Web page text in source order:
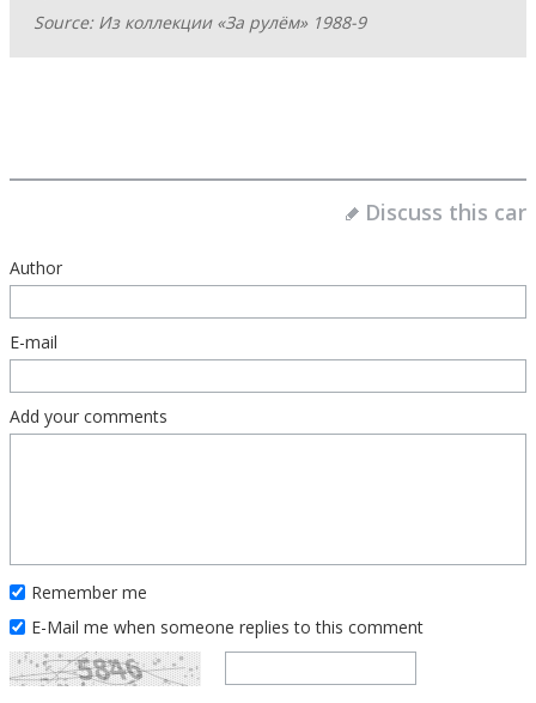
Source: Из коллекции «За рулём» 1988-9
Discuss this car
Author
E-mail
Add your comments
Remember me
E-Mail me when someone replies to this comment